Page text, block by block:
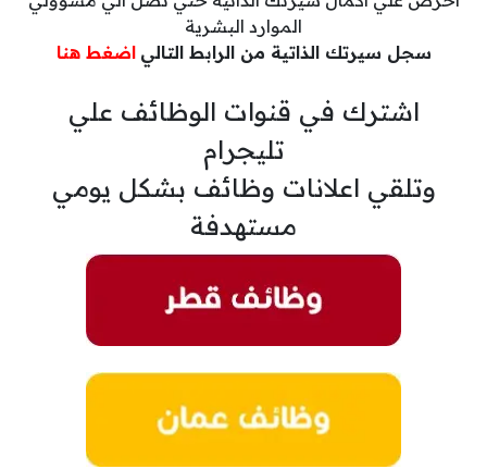
الموارد البشرية
سجل سيرتك الذاتية من الرابط التالي اضغط هنا
اشترك في قنوات الوظائف علي
تليجرام
وتلقي اعلانات وظائف بشكل يومي
مستهدفة